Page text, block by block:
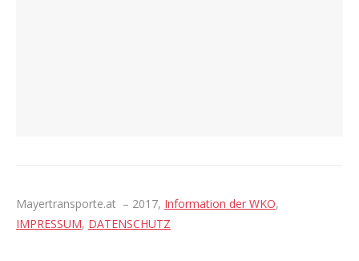
Mayertransporte.at – 2017, Information der WKO,
IMPRESSUM, DATENSCHUTZ